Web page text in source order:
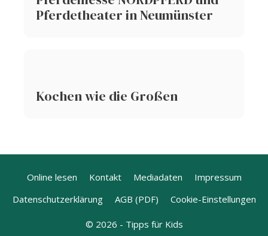
Pferdetheater in Neumünster
Kochen wie die Großen
Online lesen Kontakt Mediadaten
Impressum
Datenschutzerklärung
AGB (PDF) Cookie-Einstellungen
© 2026 - Tipps für Kids